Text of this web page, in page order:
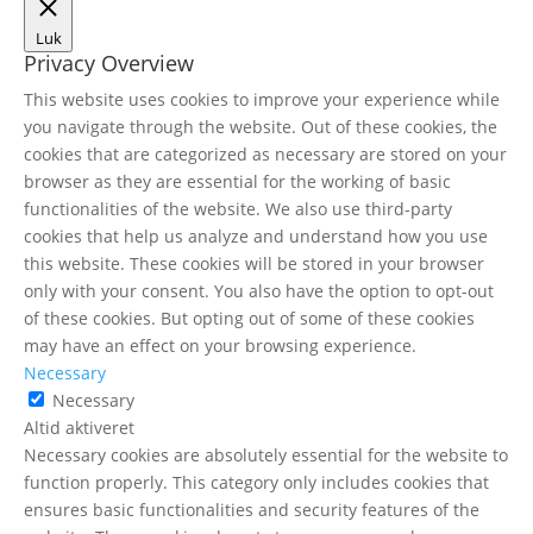
Luk
Privacy Overview
This website uses cookies to improve your experience while
you navigate through the website. Out of these cookies, the
cookies that are categorized as necessary are stored on your
browser as they are essential for the working of basic
functionalities of the website. We also use third-party
cookies that help us analyze and understand how you use
this website. These cookies will be stored in your browser
only with your consent. You also have the option to opt-out
of these cookies. But opting out of some of these cookies
may have an effect on your browsing experience.
Necessary
Necessary
Altid aktiveret
Necessary cookies are absolutely essential for the website to
function properly. This category only includes cookies that
ensures basic functionalities and security features of the